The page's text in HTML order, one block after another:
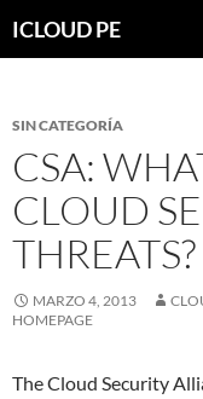
hacia
ICLOUD PE
SIN CATEGORÍA
CSA:
CLOUD
THREATS?
MARZO 4, 2013
HOMEPAGE
The Cloud Security